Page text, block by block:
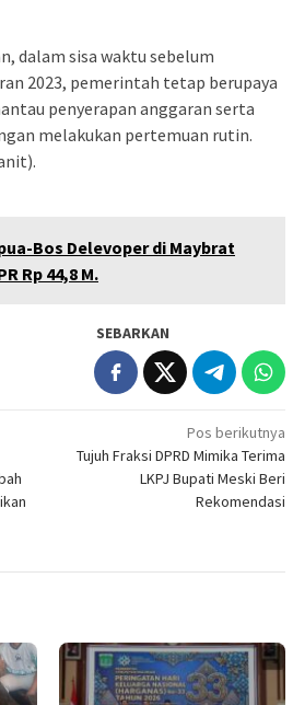
dalam sisa waktu sebelum
2023, pemerintah tetap berupaya
penyerapan anggaran serta
melakukan pertemuan rutin.
Bos Delevoper di Maybrat
Rp 44,8 M.
SEBARKAN
Pos berikutnya
Tujuh Fraksi DPRD Mimika Terima
LKPJ Bupati Meski Beri
Rekomendasi